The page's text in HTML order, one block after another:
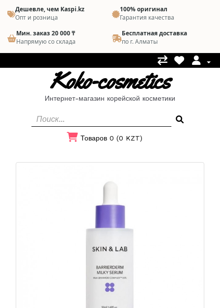
Дешевле, чем Kaspi.kz
Опт и розница
100% оригинал
Гарантия качества
Мин. заказ 20 000 ₸
Напрямую со склада
Бесплатная доставка
по г. Алматы
Koko-cosmetics
Интернет-магазин корейской косметики
Товаров 0 (0 KZT)